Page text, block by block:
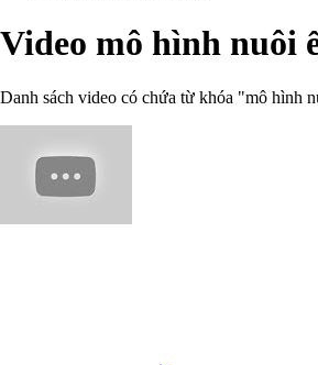
Video mô hình nuôi
Danh sách video có chứa từ khóa "mô hình